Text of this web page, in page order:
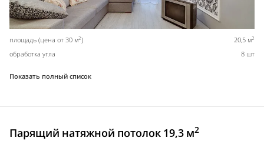
площадь (цена от 30 м2) 20,5 м2
обработка угла 8 шт
Показать полный список
Парящий натяжной потолок 19,3 м2